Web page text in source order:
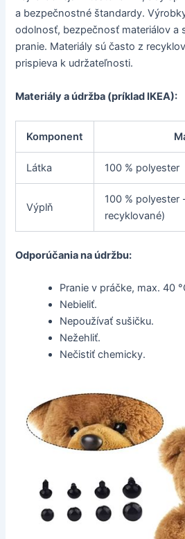
a bezpečnostné štandardy.
odolnosť, bezpečnosť materiálov a
pranie. Materiály sú často z
prispieva k udržateľnosti.
Materiály a údržba (príklad IKEA):
Komponent
Látka 100 % polyester
Výplň
100 % polyester
recyklované)
Odporúčania na údržbu:
Pranie v práčke, max. 40
Nebieliť.
Nepoužívať sušičku.
Nežehliť.
Nečistiť chemicky.